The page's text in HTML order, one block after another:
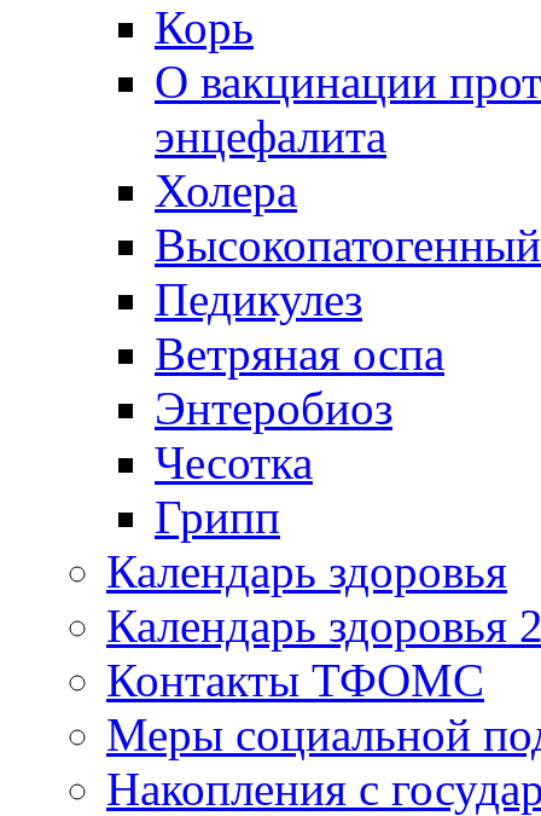
Корь
О вакцинации
энцефалита
Холера
Педикулез
Ветряная оспа
Энтеробиоз
Чесотка
Грипп
Календарь здоровья
Календарь здоровья
Контакты ТФОМС
Меры социальной
Накопления с